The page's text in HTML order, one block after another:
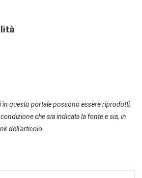
in questo portale possono essere riprodotti,
che sia indicata la fonte e sia, in
dell'articolo.